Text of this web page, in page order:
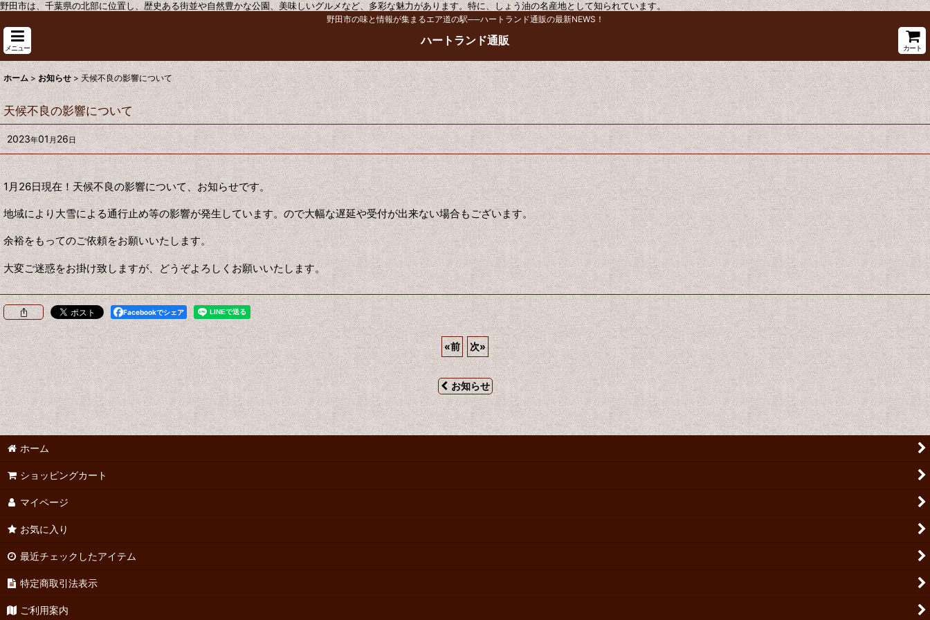
野田市は、千葉県の北部に位置し、歴史ある街並や自然豊かな公園、美味しいグルメなど、多彩な魅力があります。特に、しょう油の名産地として知られています。
野田市の味と情報が集まるエア道の駅──ハートランド通販の最新NEWS！
メニュー
ハートランド通販
カート
ホーム > お知らせ > 天候不良の影響について
天候不良の影響について
2023年01 月26日
1月26日現在！天候不良の影響について、お知らせです。
地域により大雪による通行止め等の影響が発生しています。ので大幅な遅延や受付が出来ない場合もございます。
余裕をもってのご依頼をお願いいたします。
大変ご迷惑をお掛け致しますが、どうぞよろしくお願いいたします。
Facebookでシェア
«前 次»
お知らせ
ホーム
ショッピングカート
マイページ
お気に入り
最近チェックしたアイテム
特定商取引法表示
ご利用案内